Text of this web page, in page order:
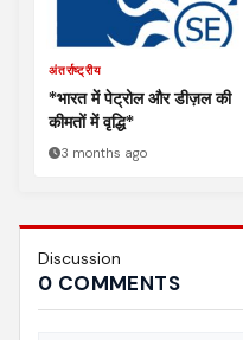
अंतर्राष्ट्रीय
*भारत में पेट्रोल और डीज़ल की
कीमतों में वृद्धि*
3 months ago
Discussion
0 COMMENTS